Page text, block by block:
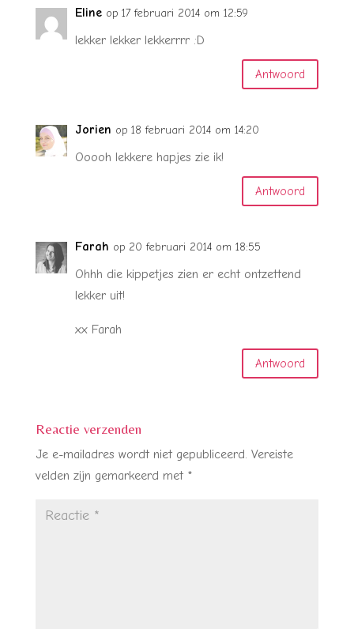
Eline op 17 februari 2014 om 12:59
lekker lekker lekkerrrr :D
Antwoord
Jorien op 18 februari 2014 om 14:20
Ooooh lekkere hapjes zie ik!
Antwoord
Farah op 20 februari 2014 om 18:55
Ohhh die kippetjes zien er echt ontzettend
lekker uit!
xx Farah
Antwoord
Reactie verzenden
Je e-mailadres wordt niet gepubliceerd. Vereiste
velden zijn gemarkeerd met *